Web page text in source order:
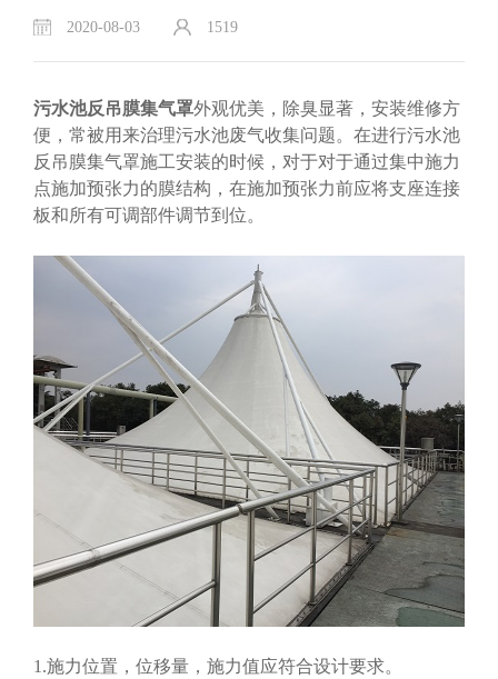
2020-08-03 1519
污水池反吊膜集气罩外观优美，除臭显著，安装维修方
便，常被用来治理污水池废气收集问题。在进行污水池
反吊膜集气罩施工安装的时候，对于对于通过集中施力
点施加预张力的膜结构，在施加预张力前应将支座连接
板和所有可调部件调节到位。
1.施力位置，位移量，施力值应符合设计要求。